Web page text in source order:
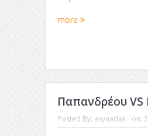
more
Παπανδρέου
Posted By: asynadak on: